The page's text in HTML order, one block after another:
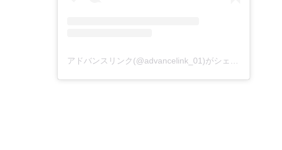
アドバンスリンク(@advancelink_01)がシェアした投稿